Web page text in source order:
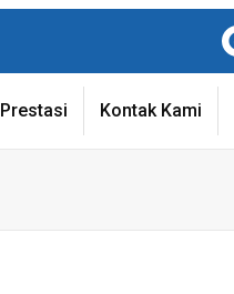
Prestasi Kontak Kami